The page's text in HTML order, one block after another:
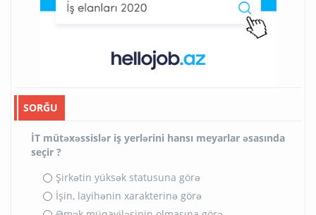
SORĞU
İT mütəxəssislər iş yerlərini hansı meyarlar əsasında
seçir ?
Şirkətin yüksək statusuna görə
İşin, layihənin xarakterinə görə